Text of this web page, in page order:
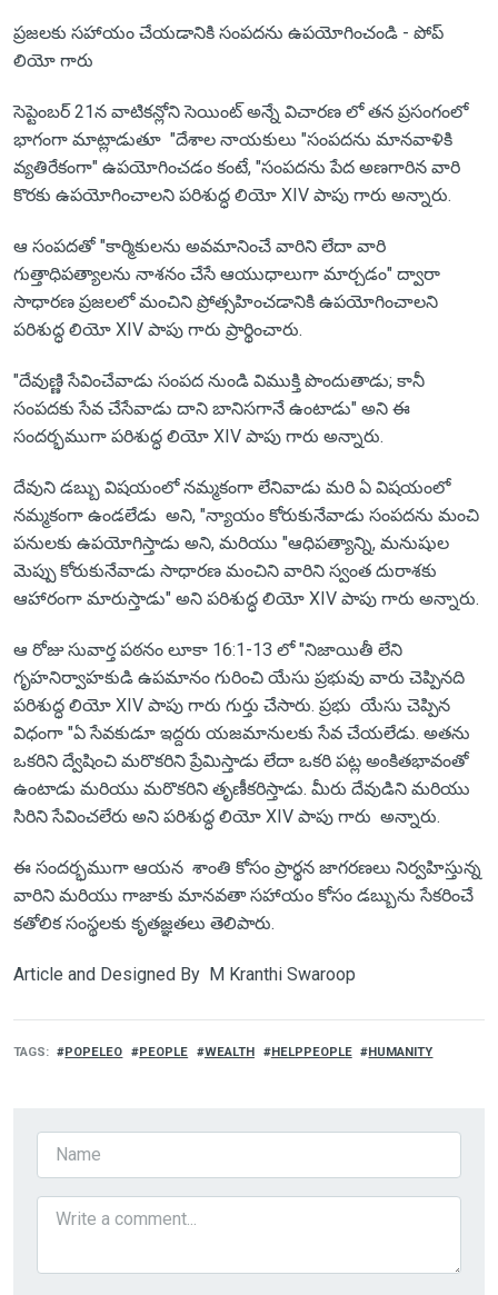
ప్రజలకు సహాయం చేయడానికి సంపదను ఉపయోగించండి - పోప్
లియో గారు
సెప్టెంబర్ 21న వాటికన్లోని సెయింట్ అన్నే విచారణ లో తన ప్రసంగంలో
భాగంగా మాట్లాడుతూ "దేశాల నాయకులు "సంపదను మానవాళికి
వ్యతిరేకంగా" ఉపయోగించడం కంటే, "సంపదను పేద అణగారిన వారి
కొరకు ఉపయోగించాలని పరిశుద్ధ లియో XIV పాపు గారు అన్నారు.
ఆ సంపదతో "కార్మికులను అవమానించే వారిని లేదా వారి
గుత్తాధిపత్యాలను నాశనం చేసే ఆయుధాలుగా మార్చడం" ద్వారా
సాధారణ ప్రజలలో మంచిని ప్రోత్సహించడానికి ఉపయోగించాలని
పరిశుద్ధ లియో XIV పాపు గారు ప్రార్థించారు.
"దేవుణ్ణి సేవించేవాడు సంపద నుండి విముక్తి పొందుతాడు; కానీ
సంపదకు సేవ చేసేవాడు దాని బానిసగానే ఉంటాడు" అని ఈ
సందర్భముగా పరిశుద్ధ లియో XIV పాపు గారు అన్నారు.
దేవుని డబ్బు విషయంలో నమ్మకంగా లేనివాడు మరి ఏ విషయంలో
నమ్మకంగా ఉండలేడు అని, "న్యాయం కోరుకునేవాడు సంపదను మంచి
పనులకు ఉపయోగిస్తాడు అని, మరియు "ఆధిపత్యాన్ని, మనుషుల
మెప్పు కోరుకునేవాడు సాధారణ మంచిని వారిని స్వంత దురాశకు
ఆహారంగా మారుస్తాడు" అని పరిశుద్ధ లియో XIV పాపు గారు అన్నారు.
ఆ రోజు సువార్త పఠనం లూకా 16:1-13 లో "నిజాయితీ లేని
గృహనిర్వాహకుడి ఉపమానం గురించి యేసు ప్రభువు వారు చెప్పినది
పరిశుద్ధ లియో XIV పాపు గారు గుర్తు చేసారు. ప్రభు యేసు చెప్పిన
విధంగా "ఏ సేవకుడూ ఇద్దరు యజమానులకు సేవ చేయలేడు. అతను
ఒకరిని ద్వేషించి మరొకరిని ప్రేమిస్తాడు లేదా ఒకరి పట్ల అంకితభావంతో
ఉంటాడు మరియు మరొకరిని తృణీకరిస్తాడు. మీరు దేవుడిని మరియు
సిరిని సేవించలేరు అని పరిశుద్ధ లియో XIV పాపు గారు అన్నారు.
ఈ సందర్భముగా ఆయన శాంతి కోసం ప్రార్థన జాగరణలు నిర్వహిస్తున్న
వారిని మరియు గాజాకు మానవతా సహాయం కోసం డబ్బును సేకరించే
కతోలిక సంస్థలకు కృతజ్ఞతలు తెలిపారు.
Article and Designed By M Kranthi Swaroop
TAGS POPELEO PEOPLE WEALTH HELPPEOPLE HUMANITY